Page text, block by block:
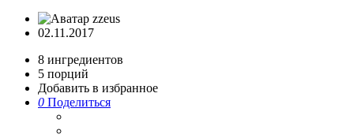
zzeus
02.11.2017
8 ингредиентов
5 порций
Добавить в избранное
0 Поделиться